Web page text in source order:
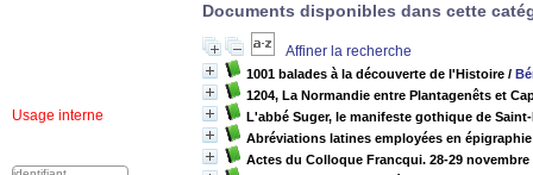
Documents disponibles dans cette
Affiner la recherche
1001 balades à la découverte de l'Histoire /
1204, La Normandie entre Plantagenêts et
L'abbé Suger, le manifeste gothique de
Abréviations latines employées en
Actes du Colloque Francqui. 28-29
Usage interne